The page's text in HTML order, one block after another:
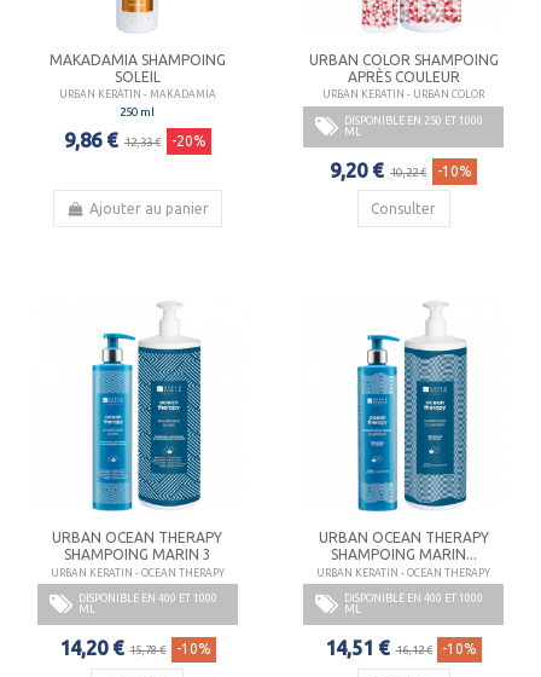
MAKADAMIA SHAMPOING
SOLEIL
URBAN KERATIN - MAKADAMIA
250 ml
9,86 € 12,33 € -20%
Ajouter au panier
URBAN COLOR SHAMPOING
APRÈS COULEUR
URBAN KERATIN - URBAN COLOR
DISPONIBLE EN 250 ET 1000
ML
9,20 € 10,22 € -10%
Consulter
URBAN OCEAN THERAPY
SHAMPOING MARIN 3
URBAN KERATIN - OCEAN THERAPY
DISPONIBLE EN 400 ET 1000
ML
14,20 € 15,78 € -10%
URBAN OCEAN THERAPY
SHAMPOING MARIN...
URBAN KERATIN - OCEAN THERAPY
DISPONIBLE EN 400 ET 1000
ML
14,51 € 16,12 € -10%